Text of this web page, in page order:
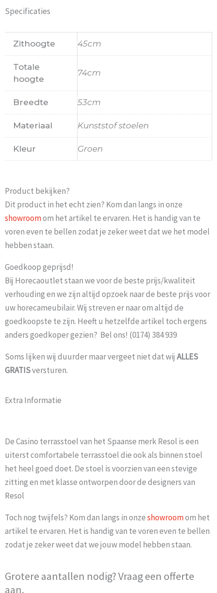
Specificaties
Zithoogte 45cm
Totale
hoogte
74cm
Breedte 53cm
Materiaal Kunststof stoelen
Kleur Groen
Product bekijken?
Dit product in het echt zien? Kom dan langs in onze
showroomom het artikel te ervaren. Het is handig van te
voren even te bellen zodat je zeker weet dat we het model
hebben staan.
Goedkoop geprijsd!
Bij Horecaoutlet staan we voor de beste prijs/kwaliteit
verhouding en we zijn altijd opzoek naar de beste prijs voor
uw horecameubilair. Wij streven er naar om altijd de
goedkoopste te zijn. Heeft u hetzelfde artikel toch ergens
anders goedkoper gezien? Bel ons! (0174) 384 939
Soms lijken wij duurder maar vergeet niet dat wij ALLES
GRATISversturen.
Extra Informatie
De Casino terrasstoel van het Spaanse merk Resol is een
uiterst comfortabele terrasstoel die ook als binnen stoel
het heel goed doet. De stoel is voorzien van een stevige
zitting en met klasse ontworpen door de designers van
Resol
Toch nog twijfels? Kom dan langs in onzeshowroomom het
artikel te ervaren. Het is handig van te voren even te bellen
zodat je zeker weet dat we jouw model hebben staan.
Grotere aantallen nodig? Vraag een offerte
aan.